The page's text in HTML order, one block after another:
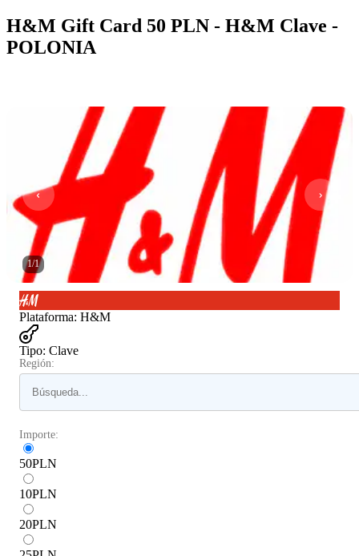
H&M Gift Card 50 PLN - H&M Clave -
POLONIA
1/1
Plataforma: H&M
Tipo: Clave
Región:
Importe:
50PLN
10PLN
20PLN